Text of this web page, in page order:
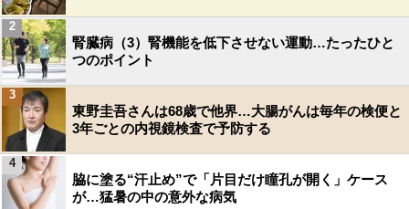
腎臓病（3）腎機能を低下させない運動…たったひと
つのポイント
2
東野圭吾さんは68歳で他界…大腸がんは毎年の検便と
3年ごとの内視鏡検査で予防する
3
脇に塗る“汗止め”で「片目だけ瞳孔が開く」ケース
が…猛暑の中の意外な病気
4